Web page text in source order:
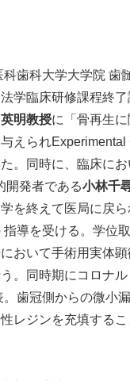
科歯科大学大学院 歯
学臨床研修課程終了
明教授に「骨再生
えられ
。同時に、臨床に
開発者である小林千
を終えて医局に戻ら
指導を受ける。学位
おいて手術用実体
。同時期にコロナ
。歯冠側からの微小
レジンを充填するこ